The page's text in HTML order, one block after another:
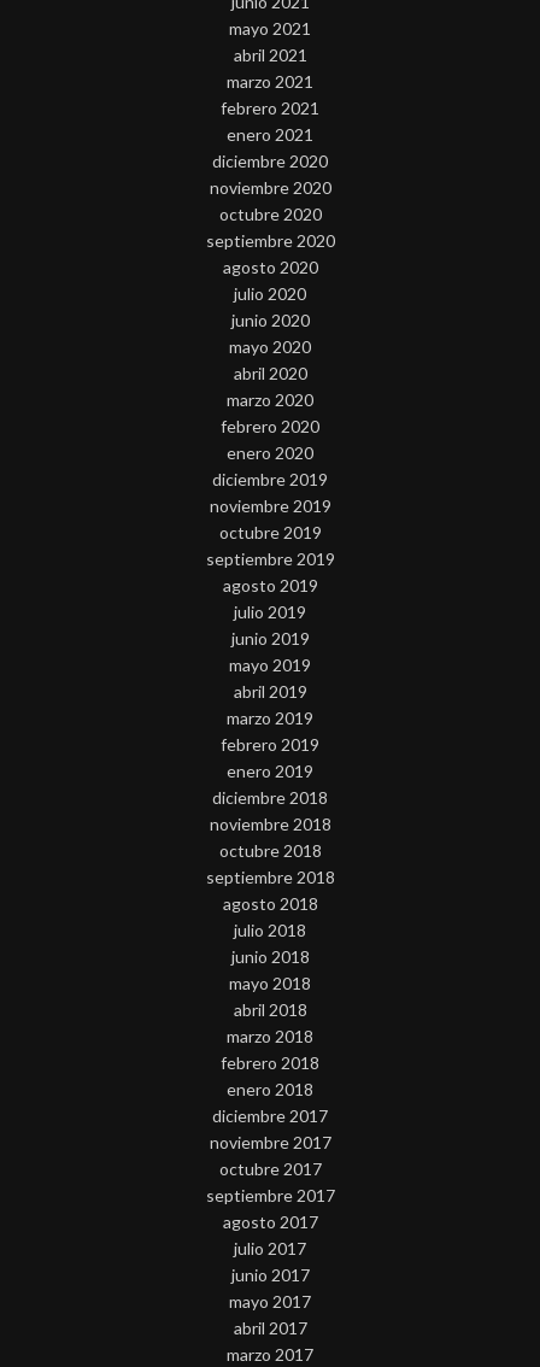
mayo 2021
abril 2021
marzo 2021
febrero 2021
enero 2021
diciembre 2020
noviembre 2020
octubre 2020
septiembre 2020
agosto 2020
julio 2020
junio 2020
mayo 2020
abril 2020
marzo 2020
febrero 2020
enero 2020
diciembre 2019
noviembre 2019
octubre 2019
septiembre 2019
agosto 2019
julio 2019
junio 2019
mayo 2019
abril 2019
marzo 2019
febrero 2019
enero 2019
diciembre 2018
noviembre 2018
octubre 2018
septiembre 2018
agosto 2018
julio 2018
junio 2018
mayo 2018
abril 2018
marzo 2018
febrero 2018
enero 2018
diciembre 2017
noviembre 2017
octubre 2017
septiembre 2017
agosto 2017
julio 2017
junio 2017
mayo 2017
abril 2017
marzo 2017